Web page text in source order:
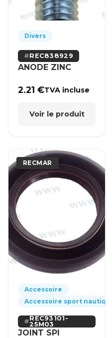
Divers
REC838929
ANODE ZINC
2.21€TVA incluse
Voir le produit
RECMAR
Accessoire
Accessoire sport nautique
REC93101-
25M03
JOINT SPI